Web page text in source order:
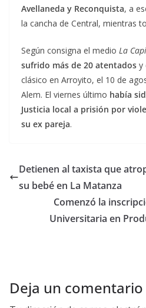
Avellaneda y Reconquista, a
la cancha de Central, mientras
Según consigna el medio La
sufrido más de 20 atentados y
clásico en Arroyito, el 10 de
Alem. El viernes último había
Justicia local a prisión por
su ex pareja.
Detienen al taxista que
su bebé en La Matanza
Comenzó la
Universitaria en
Deja un comentario